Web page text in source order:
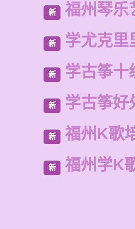
新 福州琴乐
新 学尤克里
新 学古筝十
新 学古筝好
新 福州K歌
新 福州学K